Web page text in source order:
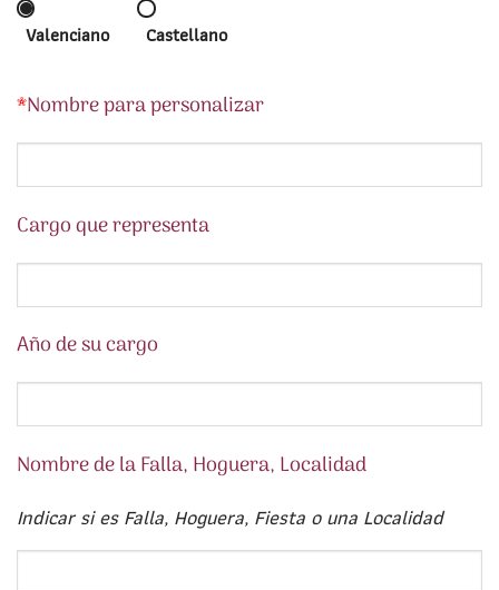
Valenciano Castellano
*Nombre para personalizar
Cargo que representa
Año de su cargo
Nombre de la Falla, Hoguera, Localidad
Indicar si es Falla, Hoguera, Fiesta o una Localidad